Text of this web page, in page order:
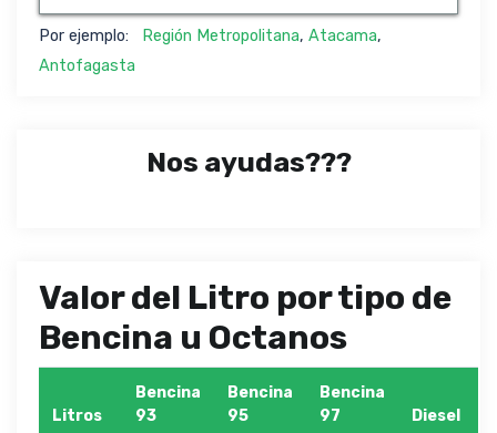
Por ejemplo: Región Metropolitana, Atacama,
Antofagasta
Nos ayudas???
Valor del Litro por tipo de
Bencina u Octanos
Litros
Bencina
93
Bencina
95
Bencina
97
Diesel